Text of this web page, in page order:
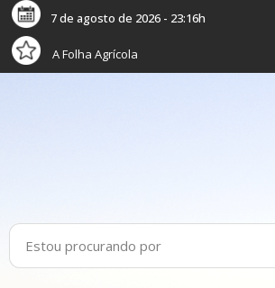
7 de agosto de 2026 - 23:16h
A Folha Agrícola